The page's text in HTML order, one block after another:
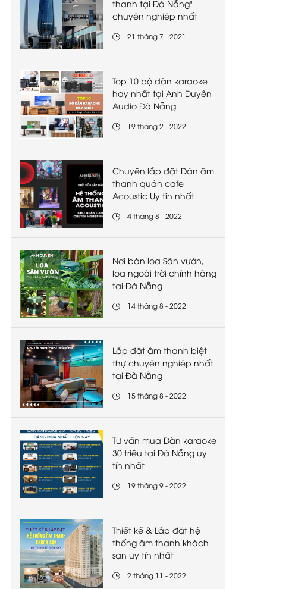
thanh tại Đà Nẵng"
chuyên nghiệp nhất
21 tháng 7 - 2021
Top 10 bộ dàn karaoke
hay nhất tại Anh Duyên
Audio Đà Nẵng
19 tháng 2 - 2022
Chuyên lắp đặt Dàn âm
thanh quán cafe
Acoustic Uy tín nhất
4 tháng 8 - 2022
Nơi bán loa Sân vườn,
loa ngoài trời chính hãng
tại Đà Nẵng
14 tháng 8 - 2022
Lắp đặt âm thanh biệt
thự chuyên nghiệp nhất
tại Đà Nẵng
15 tháng 8 - 2022
Tư vấn mua Dàn karaoke
30 triệu tại Đà Nẵng uy
tín nhất
19 tháng 9 - 2022
Thiết kế & Lắp đặt hệ
thống âm thanh khách
sạn uy tín nhất
2 tháng 11 - 2022